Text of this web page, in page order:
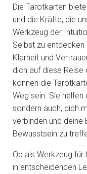
Die Tarotkarten
und die Kräfte, die
Werkzeug der
Selbst zu
Klarheit und
dich auf diese
können die
Weg sein. Sie helfen
sondern auch, dich
verbinden und deine
Bewusstsein zu
Ob als Werkzeug
in entscheidenden